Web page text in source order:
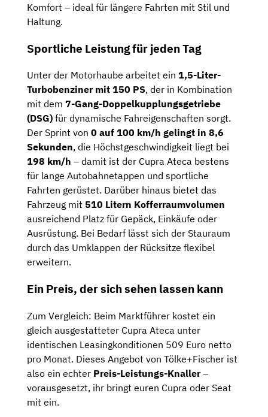
Komfort – ideal für längere Fahrten mit Stil und
Haltung.
Sportliche Leistung für jeden Tag
Unter der Motorhaube arbeitet ein 1,5-Liter-
Turbobenziner mit 150 PS, der in Kombination
mit dem 7-Gang-Doppelkupplungsgetriebe
(DSG) für dynamische Fahreigenschaften sorgt.
Der Sprint von 0 auf 100 km/h gelingt in 8,6
Sekunden, die Höchstgeschwindigkeit liegt bei
198 km/h – damit ist der Cupra Ateca bestens
für lange Autobahnetappen und sportliche
Fahrten gerüstet. Darüber hinaus bietet das
Fahrzeug mit 510 Litern Kofferraumvolumen
ausreichend Platz für Gepäck, Einkäufe oder
Ausrüstung. Bei Bedarf lässt sich der Stauraum
durch das Umklappen der Rücksitze flexibel
erweitern.
Ein Preis, der sich sehen lassen kann
Zum Vergleich: Beim Marktführer kostet ein
gleich ausgestatteter Cupra Ateca unter
identischen Leasingkonditionen 509 Euro netto
pro Monat. Dieses Angebot von Tölke+Fischer ist
also ein echter Preis-Leistungs-Knaller–
vorausgesetzt, ihr bringt euren Cupra oder Seat
mit ein.